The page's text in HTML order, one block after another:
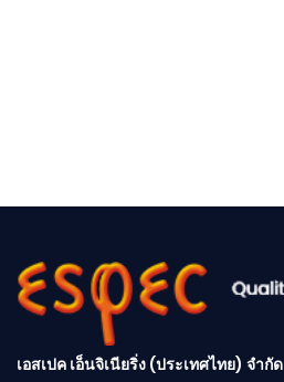
เอสเปค เอ็นจิเนียริ่ง (ประเทศไทย) จำกัด